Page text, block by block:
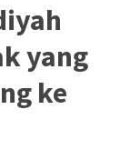
yang
ke